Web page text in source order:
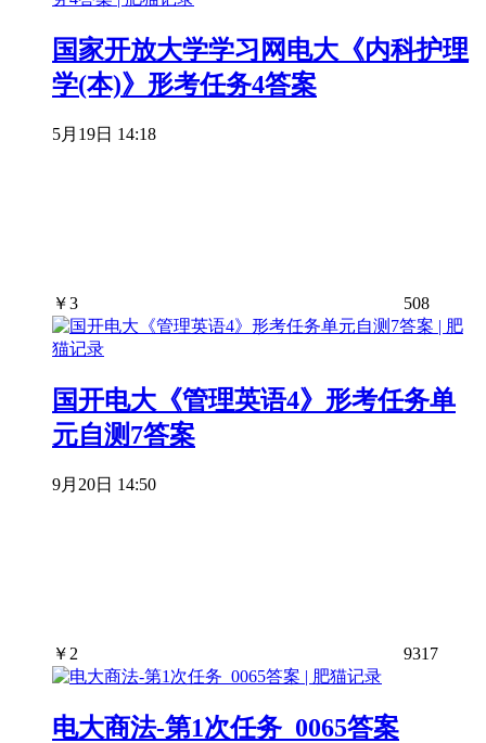
国家开放大学学习网电大《内科护理
学(本)》形考任务4答案
5月19日 14:18
￥3 508
国开电大《管理英语4》形考任务单
元自测7答案
9月20日 14:50
￥ 2 9317
电大商法-第1次任务_0065答案